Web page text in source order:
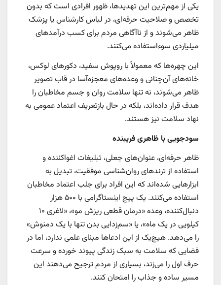
یکی از مهم‌ترین این تهدیدها، ظهور افرادی است که بدون
تخصص و صلاحیت حرفه‌ای، در لباس کارشناس یا پزشک
ظاهر می‌شوند و از ناآگاهی مردم برای کسب درآمدهای
میلیاردی سوءاستفاده می‌کنند.
این چهره‌ها که معمولاً با روپوش سفید، دکورهای لوکس،
خانه‌های آن‌چنانی و وعده‌های معجزه‌آسا در قاب تصویر
ظاهر می‌شوند، نه تنها سلامت روان و جسم مخاطبان را
هدف قرار داده‌اند، بلکه در حال بازتعریف اعتماد عمومی به
نهاد سلامت نیز هستند.
سودجویی با ظاهری فریبنده
ظاهر حرفه‌ای، عنوان‌های جعلی، تبلیغات اغواکننده و
استفاده از ترندهای روان‌شناسی موفقیت، تبدیل به
ابزارهایی شده‌اند که این افراد برای جلب اعتماد مخاطبان
استفاده می‌کنند. یک پیج اینستاگرامی با ۵۰۰ هزار
دنبال‌کننده، وعده «درمان قطعی ریزش مو»، «لاغری ۱۰
کیلویی در یک ماه»، یا «سم‌زدایی بدن تنها با یک دمنوش»
را می‌دهد. هیچ‌یک از این ادعاها مبنای علمی ندارد، اما در
فضایی که سلامت به سبک زندگی پیوند خورده و سرعت
حرف اول را می‌زند، بسیاری از مردم ترجیح می‌دهند این
مسیر ساده و جذاب را امتحان کنند.